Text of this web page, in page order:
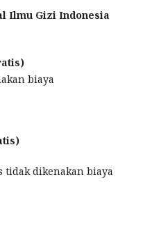
Ilmu Gizi Indonesia
biaya
tidak dikenakan biaya